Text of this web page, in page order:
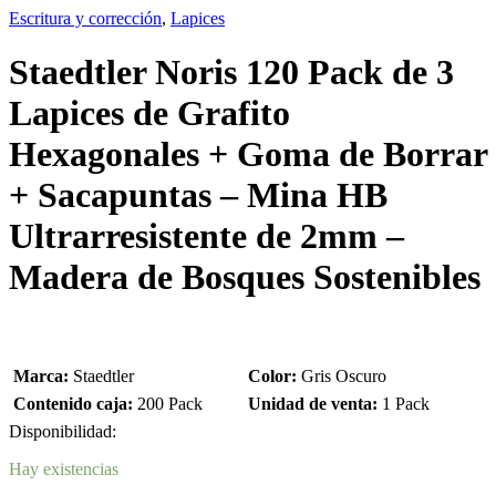
Escritura y corrección, Lapices
Staedtler Noris 120 Pack de 3
Lapices de Grafito
Hexagonales + Goma de Borrar
+ Sacapuntas – Mina HB
Ultrarresistente de 2mm –
Madera de Bosques Sostenibles
Marca: Staedtler Color: Gris Oscuro
Contenido caja: 200 Pack Unidad de venta: 1 Pack
Disponibilidad:
Hay existencias